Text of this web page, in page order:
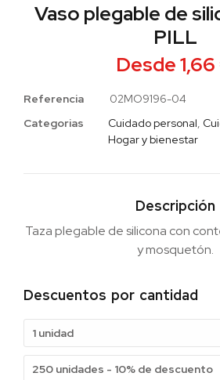
Vaso plegable de
PILL
Desde1,66
Referencia
02MO9196-04
Categorias
Cuidado personal,
Hogar y bienestar
Descripción
Taza plegable de silicona con
y mosquetón.
Descuentos por cantidad
1 unidad
250 unidades - 10% de descuento